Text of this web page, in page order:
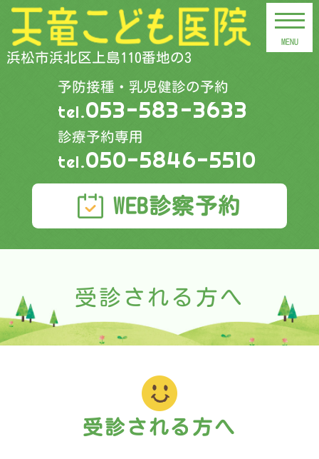
浜松市浜北区上島110番地の3
予防接種・乳児健診の予約
tel.053-583-3633
診療予約専用
tel.050-5846-5510
WEB診察予約
受診される方へ
受診される方へ